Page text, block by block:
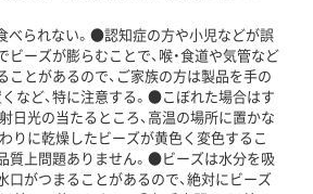
べられない。●認知症の方や小児などが誤
ビーズが膨らむことで、喉・食道や気管など
ことがあるので、ご家族の方は製品を手の
など、特に注意する。●こぼれた場合はす
日光の当たるところ、高温の場所に置かな
りに乾燥したビーズが黄色く変色するこ
質上問題ありません。●ビーズは水分を吸
口がつまることがあるので、絶対にビーズ